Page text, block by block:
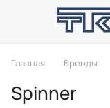
Главная Бренды
Spinner